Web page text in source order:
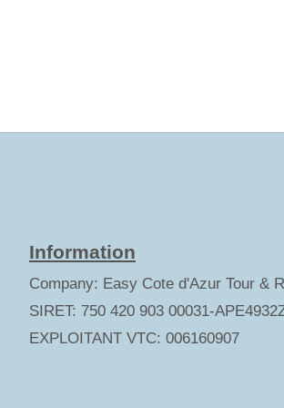
Information
Company: Easy Cote d'Azur Tour &
SIRET: 750 420 903 00031-
EXPLOITANT VTC: 006160907